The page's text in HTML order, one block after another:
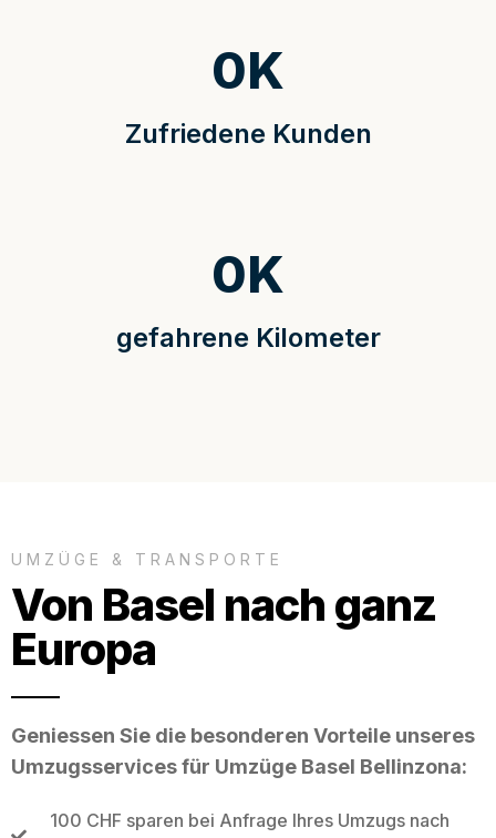
Zufriedene Kunden
0K
gefahrene Kilometer
0K
UMZÜGE & TRANSPORTE
Von Basel nach ganz
Europa
Geniessen Sie die besonderen Vorteile unseres
Umzugsservices für Umzüge Basel Bellinzona:
100 CHF sparen bei Anfrage Ihres Umzugs nach